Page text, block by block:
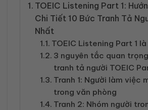
TOEIC Listening Part 1:
Chi Tiết 10 Bức Tranh Tả
Nhất
TOEIC Listening Part 1 là
3 nguyên tắc quan
tranh tả người TOEIC
Tranh 1: Người làm việc
trong văn phòng
Tranh 2: Nhóm người